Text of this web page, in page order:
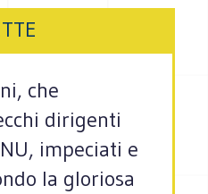
che
dirigenti
impeciati e
la gloriosa